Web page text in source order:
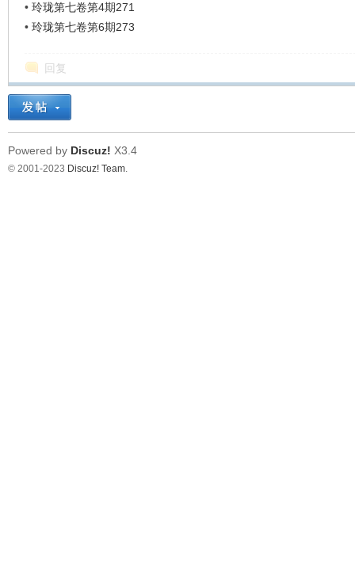
• 玲珑第七卷第4期271
• 玲珑第七卷第6期273
回复
Powered by Discuz! X3.4
© 2001-2023 Discuz! Team.